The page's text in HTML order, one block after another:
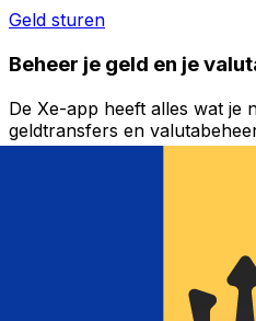
Geld sturen
Beheer je geld en je
De Xe-app heeft alles wat je
geldtransfers en
koerswaarschuwingen in en